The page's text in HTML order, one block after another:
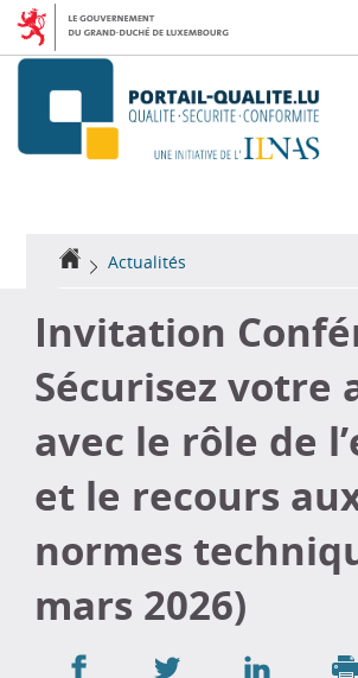
Aller
la
Aller
contenu
Accueil
Actualités
Invitation
Sécurisez votre
avec le rôle de
et le recours
normes
mars 2026)
Partager
Partager
Partager